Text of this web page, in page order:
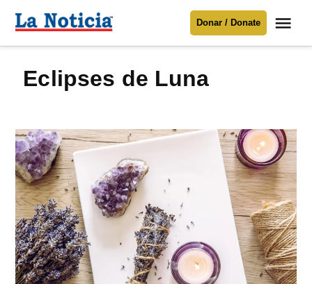
Para mantenerte informado necesitamos
contenido
Noticia
Donar / Donate
eclipses de Luna